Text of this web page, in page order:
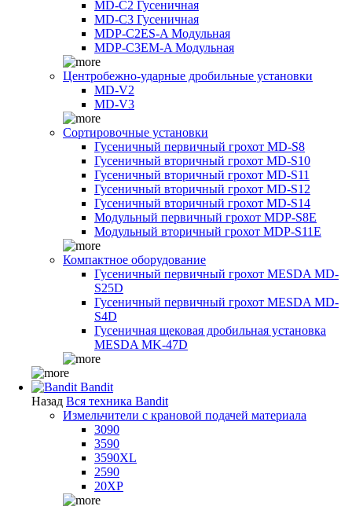
MD-C2 Гусеничная
MD-C3 Гусеничная
MDP-C2ES-A Модульная
MDP-C3EM-A Модульная
Центробежно-ударные дробильные установки
MD-V2
MD-V3
Сортировочные установки
Гусеничный первичный грохот MD-S8
Гусеничный вторичный грохот MD-S10
Гусеничный вторичный грохот MD-S11
Гусеничный вторичный грохот MD-S12
Гусеничный вторичный грохот MD-S14
Модульный первичный грохот MDP-S8E
Модульный вторичный грохот MDP-S11E
Компактное оборудование
Гусеничный первичный грохот MESDA MD-
S25D
Гусеничный первичный грохот MESDA MD-
S4D
Гусеничная щековая дробильная установка
MESDA MK-47D
Bandit
Назад Вся техника Bandit
Измельчители с крановой подачей материала
3090
3590
3590XL
2590
20XP